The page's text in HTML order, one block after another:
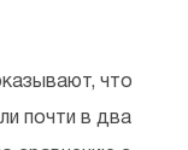
что
почти в два